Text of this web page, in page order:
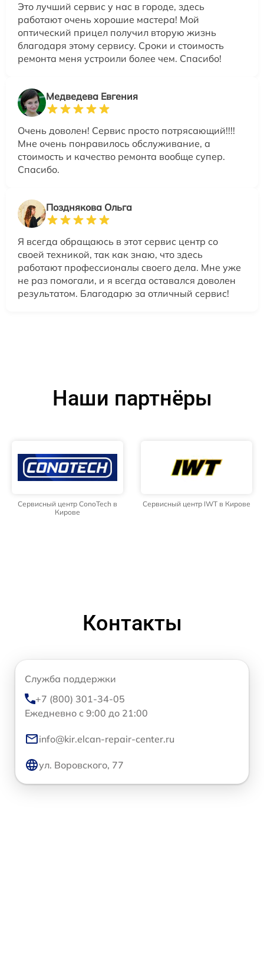
Это лучший сервис у нас в городе, здесь
работают очень хорошие мастера! Мой
оптический прицел получил вторую жизнь
благодаря этому сервису. Сроки и стоимость
ремонта меня устроили более чем. Спасибо!
Медведева Евгения
Очень доволен! Сервис просто потрясающий!!!!
Мне очень понравилось обслуживание, а
стоимость и качество ремонта вообще супер.
Спасибо.
Позднякова Ольга
Я всегда обращаюсь в этот сервис центр со
своей техникой, так как знаю, что здесь
работают профессионалы своего дела. Мне уже
не раз помогали, и я всегда оставался доволен
результатом. Благодарю за отличный сервис!
Наши партнёры
Сервисный центр ConoTech в
Кирове
Сервисный центр IWT в Кирове
Контакты
Служба поддержки
+7 (800) 301-34-05
Ежедневно с 9:00 до 21:00
info@kir.elcan-repair-center.ru
ул. Воровского, 77